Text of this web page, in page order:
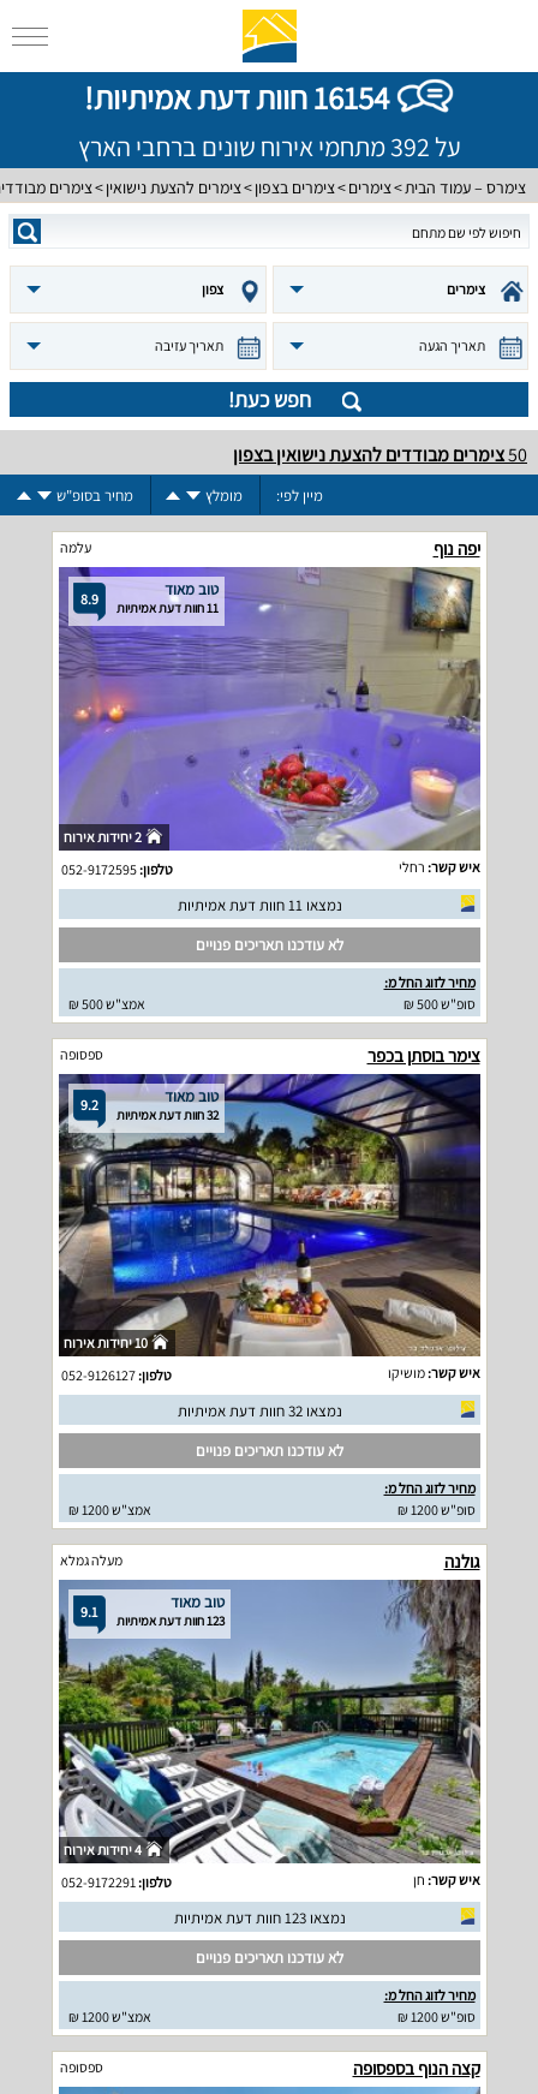
16154 חוות דעת אמיתיות!
על 392 מתחמי אירוח שונים ברחבי הארץ
צימרס – עמוד הבית צימרים צימרים בצפון צימרים להצעת נישואין צימרים
צימרים צפון
תאריך הגעה תאריך עזיבה
חפש כעת!
50צימרים מבודדים להצעת נישואין בצפון
מיין לפי: מומלץ מחיר בסופ"ש
יפה נוף עלמה
8.9 טוב מאוד
11 חוות דעת אמיתיות
2 יחידות אירוח
איש קשר: רחלי טלפון:052-9172595
נמצאו 11 חוות דעת אמיתיות
לא עודכנו תאריכים פנויים
מחיר לזוג החל מ:
סופ"ש 500 ₪
אמצ"ש 500 ₪
צימר בוסתן בכפר ספסופה
9.2 טוב מאוד
32 חוות דעת אמיתיות
10 יחידות אירוח
איש קשר:מושיקו טלפון:052-9126127
נמצאו 32 חוות דעת אמיתיות
לא עודכנו תאריכים פנויים
מחיר לזוג החל מ:
סופ"ש 1200 ₪
אמצ"ש 1200 ₪
גולנה מעלה גמלא
9.1 טוב מאוד
123 חוות דעת אמיתיות
4 יחידות אירוח
איש קשר: חן טלפון:
נמצאו 123 חוות דעת אמיתיות
לא עודכנו תאריכים פנויים
מחיר לזוג החל מ:
סופ"ש 1200 ₪
אמצ"ש 1200 ₪
קצה הנוף בספסופה ספסופה